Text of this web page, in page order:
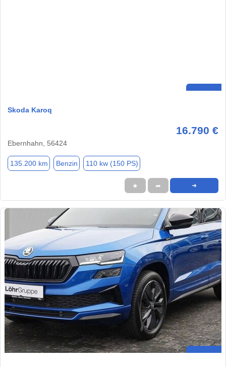
Skoda Karoq
16.790 €
Ebernhahn, 56424
135.200 km Benzin 110 kw (150 PS)
★ ➦ ➜